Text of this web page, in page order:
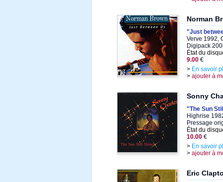
Norman
"Just
Verve 1992,
Digipack
État du
9.00 €
> En savoir
> ajouter à
Sonny
"The Sun
Highrise
Pressage
État du
10.00 €
> En savoir
> ajouter à
Eric